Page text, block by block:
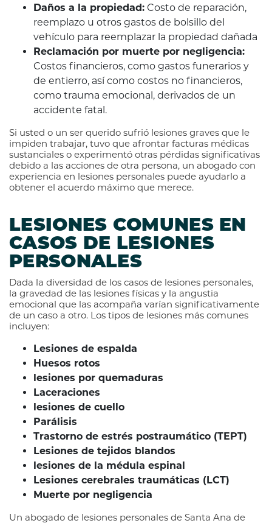
Daños a la propiedad: Costo de reparación,
reemplazo u otros gastos de bolsillo del
vehículo para reemplazar la propiedad dañada
Reclamación por muerte por negligencia:
Costos financieros, como gastos funerarios y
de entierro, así como costos no financieros,
como trauma emocional, derivados de un
accidente fatal.
Si usted o un ser querido sufrió lesiones graves que le
impiden trabajar, tuvo que afrontar facturas médicas
sustanciales o experimentó otras pérdidas significativas
debido a las acciones de otra persona, un abogado con
experiencia en lesiones personales puede ayudarlo a
obtener el acuerdo máximo que merece.
LESIONES COMUNES EN
CASOS DE LESIONES
PERSONALES
Dada la diversidad de los casos de lesiones personales,
la gravedad de las lesiones físicas y la angustia
emocional que las acompaña varían significativamente
de un caso a otro. Los tipos de lesiones más comunes
incluyen:
Lesiones de espalda
Huesos rotos
lesiones por quemaduras
Laceraciones
lesiones de cuello
Parálisis
Trastorno de estrés postraumático (TEPT)
Lesiones de tejidos blandos
lesiones de la médula espinal
Lesiones cerebrales traumáticas (LCT)
Muerte por negligencia
Un abogado de lesiones personales de Santa Ana de